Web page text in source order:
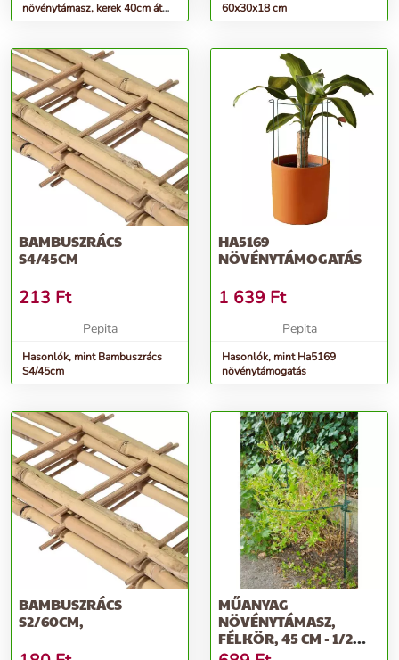
növénytámasz, kerek 40cm átm.:
4,5mm
60x30x18 cm
BAMBUSZRÁCS
S4/45CM
213 Ft
Pepita
Hasonlók, mint Bambuszrács
S4/45cm
HA5169
NÖVÉNYTÁMOGATÁS
1 639 Ft
Pepita
Hasonlók, mint Ha5169
növénytámogatás
BAMBUSZRÁCS
S2/60CM,
MŰANYAG
NÖVÉNYTÁMASZ,
FÉLKÖR, 45 CM - 1/2
KÖR